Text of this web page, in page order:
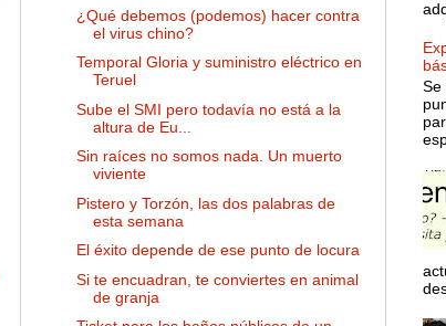
¿Qué debemos (podemos) hacer contra
el virus chino?
Temporal Gloria y suministro eléctrico en
Teruel
Sube el SMI pero todavía no está a la
altura de Eu...
Sin raíces no somos nada. Un muerto
viviente
Pistero y Torzón, las dos palabras de
esta semana
El éxito depende de ese punto de locura
Si te encuadran, te conviertes en animal
de granja
Se